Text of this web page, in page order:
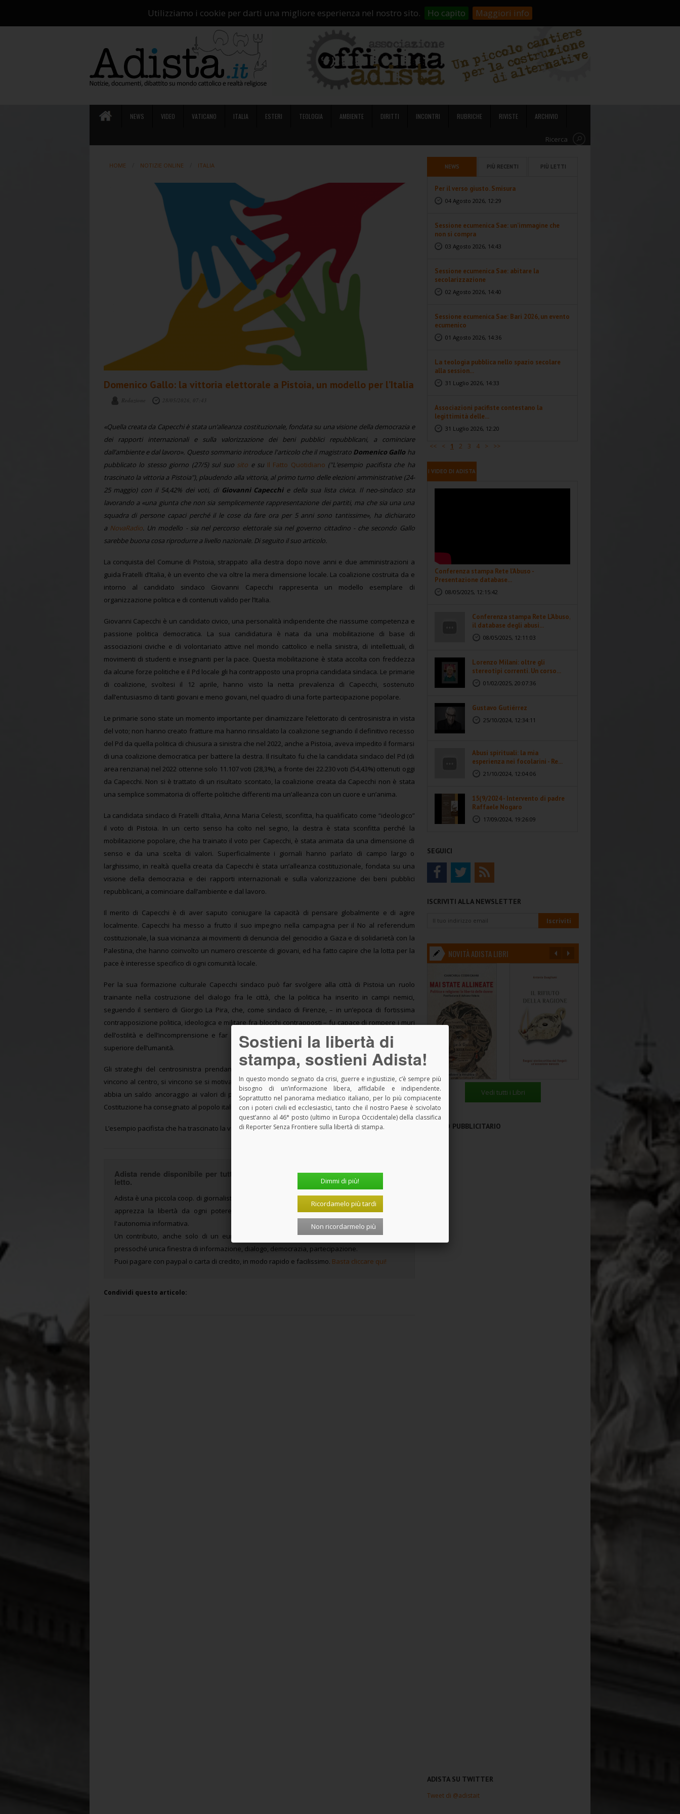
Utilizziamo i cookie per darti una migliore esperienza nel nostro sito. Ho capito Maggiori infoCarrello
Sostienici!
NEWS VIDEO VATICANO ITALIA ESTERI TEOLOGIA AMBIENTE DIRITTI INCONTRI RUBRICHE RIVISTE ARCHIVIO
Ricerca
HOME NOTIZIE ONLINE ITALIA
Domenico Gallo: la vittoria elettorale a Pistoia, un modello per l’Italia
«Quella creata da Capecchi è stata un’alleanza costituzionale, fondata su una visione della democrazia e
dei rapporti internazionali e sulla valorizzazione dei beni pubblici repubblicani, a cominciare
dall’ambiente e dal lavoro». Questo sommario introduce l'articolo che il magistrato Domenico Galloha
pubblicato lo stesso giorno (27/5)sul suo sito e su Il Fatto Quotidiano ("L’esempio pacifista che ha
trascinato la vittoria a Pistoia"), plaudendo alla vittoria, al primo turno delle elezioni amministrative (24-
25 maggio) con il 54,42% dei voti, di Giovanni Capecchie della sua lista civica. Il neo-sindaco sta
lavorando a «una giunta che non sia semplicemente rappresentazione dei partiti, ma che sia una una
squadra di persone capaci perché il le cose da fare ora per 5 anni sono tantissime», ha dichiarato
a NovaRadio. Un modello - sia nel percorso elettorale sia nel governo cittadino - che secondo Gallo
sarebbe buona cosa riprodurre a livello nazionale. Di seguito il suo articolo.
La conquista del Comune di Pistoia, strappato alla destra dopo nove anni e due amministrazioni a
guida Fratelli d’Italia, è un evento che va oltre la mera dimensione locale. La coalizione costruita da e
intorno al candidato sindaco Giovanni Capecchi rappresenta un modello esemplare di
organizzazione politica e di contenuti valido per l’Italia.
Giovanni Capecchi è un candidato civico, una personalità indipendente che riassume competenza e
passione politica democratica. La sua candidatura è nata da una mobilitazione di base di
associazioni civiche e di volontariato attive nel mondo cattolico e nella sinistra, di intellettuali, di
movimenti di studenti e insegnanti per la pace. Questa mobilitazione è stata accolta con freddezza
da alcune forze politiche e il Pd locale gli ha contrapposto una propria candidata sindaca. Le primarie
di coalizione, svoltesi il 12 aprile, hanno visto la netta prevalenza di Capecchi, sostenuto
dall’entusiasmo di tanti giovani e meno giovani, nel quadro di una forte partecipazione popolare.
Le primarie sono state un momento importante per dinamizzare l’elettorato di centrosinistra in vista
del voto; non hanno creato fratture ma hanno rinsaldato la coalizione segnando il definitivo recesso
del Pd da quella politica di chiusura a sinistra che nel 2022, anche a Pistoia, aveva impedito il formarsi
di una coalizione democratica per battere la destra. Il risultato fu che la candidata sindaco del Pd (di
area renziana) nel 2022 ottenne solo 11.107 voti (28,3%), a fronte dei 22.230 voti (54,43%) ottenuti oggi
da Capecchi. Non si è trattato di un risultato scontato, la coalizione creata da Capecchi non è stata
una semplice sommatoria di offerte politiche differenti ma un’alleanza con un cuore e un’anima.
La candidata sindaco di Fratelli d’Italia, Anna Maria Celesti, sconfitta, ha qualificato come “ideologico”
il voto di Pistoia. In un certo senso ha colto nel segno, la destra è stata sconfitta perché la
mobilitazione popolare, che ha trainato il voto per Capecchi, è stata animata da una dimensione di
senso e da una scelta di valori. Superficialmente i giornali hanno parlato di campo largo o
larghissimo, in realtà quella creata da Capecchi è stata un’alleanza costituzionale, fondata su una
visione della democrazia e dei rapporti internazionali e sulla valorizzazione dei beni pubblici
repubblicani, a cominciare dall’ambiente e dal lavoro.
Il merito di Capecchi è di aver saputo coniugare la capacità di pensare globalmente e di agire
localmente. Capecchi ha messo a frutto il suo impegno nella campagna per il No al referendum
costituzionale, la sua vicinanza ai movimenti di denuncia del genocidio a Gaza e di solidarietà con la
Palestina, che hanno coinvolto un numero crescente di giovani, ed ha fatto capire che la lotta per la
pace è interesse specifico di ogni comunità locale.
Per la sua formazione culturale Capecchi sindaco può far svolgere alla città di Pistoia un ruolo
trainante nella costruzione del dialogo fra le città, che la politica ha inserito in campi nemici,
seguendo il sentiero di Giorgio La Pira, che, come sindaco di Firenze, – in un’epoca di fortissima
contrapposizione politica, ideologica e militare fra blocchi contrapposti – fu capace di rompere i muri
dell’ostilità e dell’incomprensione e far dialogare le città nemiche nella prospettiva dell’interesse
superiore dell’umanità.
Gli strateghi del centrosinistra prendano esempio dall’esperienza di Pistoia. Le elezioni non si
vincono al centro, si vincono se si motivano i cittadini al voto, se si offre una visione del futuro che
abbia un saldo ancoraggio ai valori di pace, di giustizia sociale, di democrazia e di libertà che la
Costituzione ha consegnato al popolo italiano.
L’esempio pacifista che ha trascinato la vittoria a Pistoia)
Adista rende disponibile per tutti i suoi lettori l'articolo del sito che hai appena
letto.
Adista è una piccola coop. di giornalisti che dal 1967 vive solo del sostegno di chi la legge e ne
apprezza la libertà da ogni potere - ecclesiastico, politico o economico-finanziario - e
l'autonomia informativa.
Un contributo, anche solo di un euro, può aiutare a mantenere viva questa originale e
pressoché unica finestra di informazione, dialogo, democrazia, partecipazione.
Puoi pagare con paypal o carta di credito, in modo rapido e facilissimo. Basta cliccare qui!
Condividi questo articolo:
NEWS PIÙ RECENTI PIÙ LETTI
Per il verso giusto. Smisura
04 Agosto 2026, 12:29
Sessione ecumenica Sae: un’immagine che
non si compra
03 Agosto 2026, 14:43
Sessione ecumenica Sae: abitare la
secolarizzazione
02 Agosto 2026, 14:40
Sessione ecumenica Sae: Bari 2026, un evento
ecumenico
01 Agosto 2026, 14:36
La teologia pubblica nello spazio secolare
alla session...
31 Luglio 2026, 14:33
Associazioni pacifiste contestano la
legittimità delle...
31 Luglio 2026, 12:20
<< < 1 2 3 4 > >>
I VIDEO DI ADISTA
Conferenza stampa Rete l'Abuso -
Presentazione database...
08/05/2025, 12:15:42
Conferenza stampa Rete L'Abuso,
il database degli abusi...
08/05/2025, 12:11:03
Lorenzo Milani: oltre gli
stereotipi correnti. Un corso...
01/02/2025, 20:07:36
Gustavo Gutiérrez
25/10/2024, 12:34:11
Abusi spirituali: la mia
esperienza nei focolarini - Re...
21/10/2024, 12:04:06
15(9/2024 - Intervento di padre
Raffaele Nogaro
17/09/2024, 19:26:09
SEGUICI
ISCRIVITI ALLA NEWSLETTER
NOVITÀ ADISTA LIBRI
Vedi tutti i Libri
SPAZIO PUBBLICITARIO
ADISTA SU TWITTER
Tweet di @adistait
Sostieni la libertà di
stampa, sostieni Adista!
In questo mondo segnato da crisi, guerre e ingiustizie, c’è sempre più
bisogno di un’informazione libera, affidabile e indipendente.
Soprattutto nel panorama mediatico italiano, per lo più compiacente
con i poteri civili ed ecclesiastici, tanto che il nostro Paese è scivolato
quest’anno al 46° posto (ultimo in Europa Occidentale) della classifica
di Reporter Senza Frontiere sulla libertà di stampa.
Dimmi di più!
Ricordamelo più tardi
Non ricordarmelo più